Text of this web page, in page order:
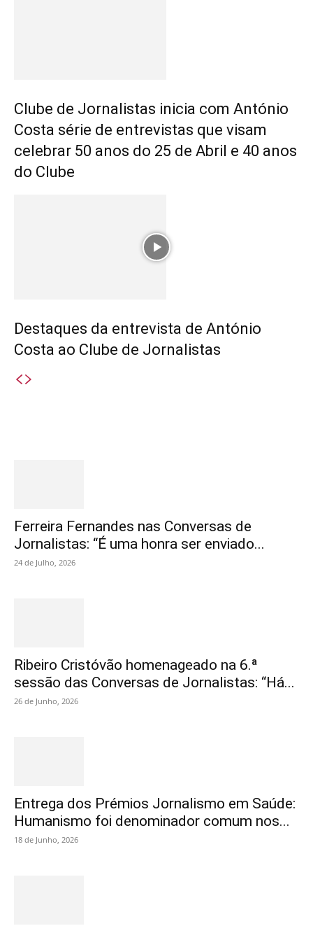
Clube de Jornalistas inicia com António
Costa série de entrevistas que visam
celebrar 50 anos do 25 de Abril e 40 anos
do Clube
Destaques da entrevista de António
Costa ao Clube de Jornalistas
Ferreira Fernandes nas Conversas de
Jornalistas: “É uma honra ser enviado...
24 de Julho, 2026
Ribeiro Cristóvão homenageado na 6.ª
sessão das Conversas de Jornalistas: “Há...
26 de Junho, 2026
Entrega dos Prémios Jornalismo em Saúde:
Humanismo foi denominador comum nos...
18 de Junho, 2026